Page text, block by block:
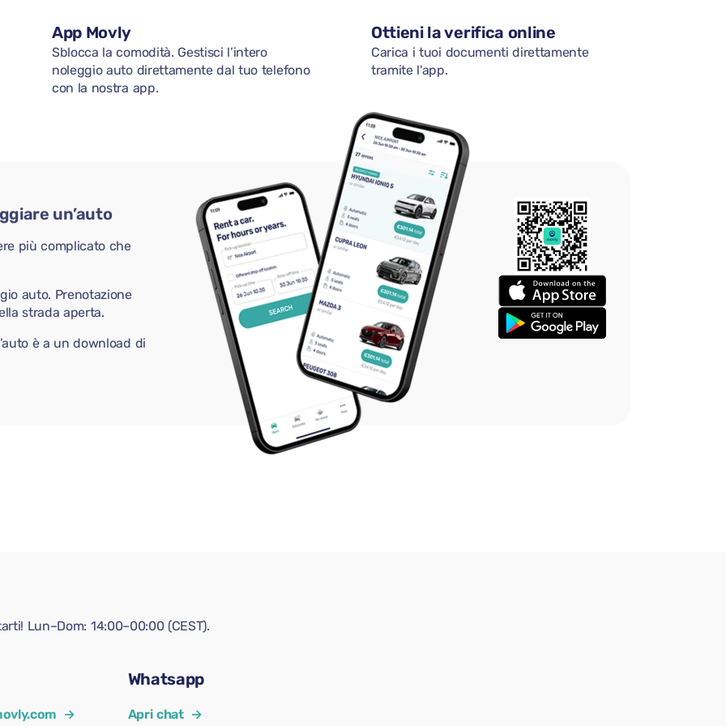
App Movly
Sblocca la comodità. Gestisci l’intero
noleggio auto direttamente dal tuo telefono
con la nostra app.
Ottieni la verifica online
Carica i tuoi documenti direttamente
tramite l'app.
un’auto
più complicato che
auto. Prenotazione
strada aperta.
è a un download di
Lun–Dom: 14:00–00:00 (CEST).
→
Whatsapp
Apri chat →